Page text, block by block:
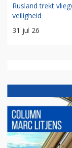
Rusland trekt
veiligheid
31 jul 26